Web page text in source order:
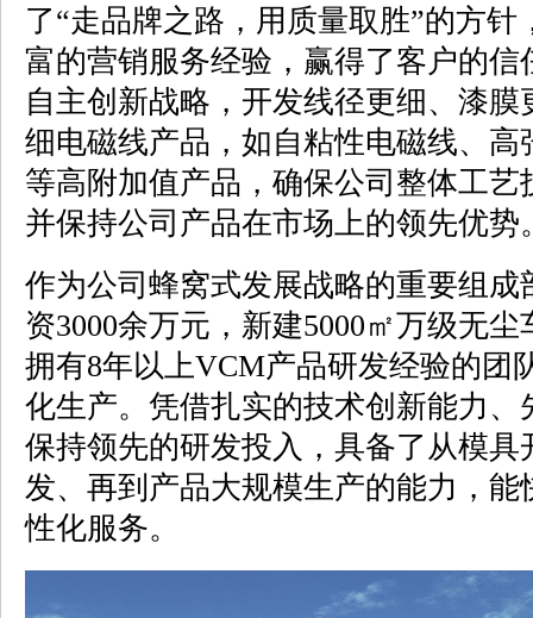
了“走品牌之路，用质量取胜”的方
富的营销服务经验，赢得了客户的
自主创新战略，开发线径更细、漆
细电磁线产品，如自粘性电磁线、
等高附加值产品，确保公司整体工
并保持公司产品在市场上的领先优势
作为公司蜂窝式发展战略的重要组
资3000余万元，新建5000㎡万级无
拥有8年以上VCM产品研发经验的团
化生产。凭借扎实的技术创新能力
保持领先的研发投入，具备了从模
发、再到产品大规模生产的能力，
性化服务。